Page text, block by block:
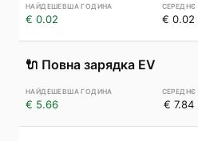
€ 0.02 € 0.02
🔌 Повна зарядка EV
€ 5.66 € 7.84